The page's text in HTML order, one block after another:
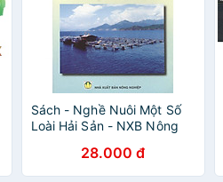
Sách - Nghề Nuôi Một Số
Loài Hải Sản - NXB Nông
28.000 đ